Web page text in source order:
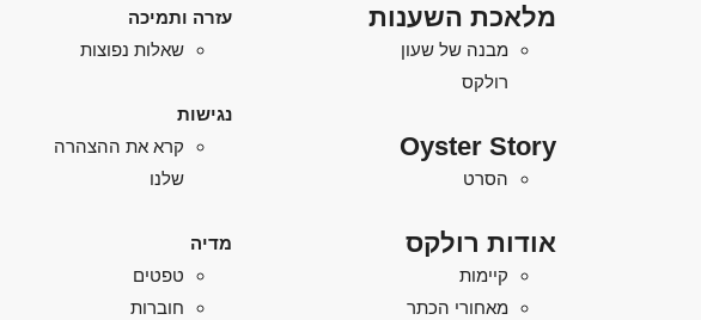
מלאכת השענות
מבנה של שעון
רולקס
Oyster Story
הסרט
אודות רולקס
קיימות
מאחורי הכתר
עזרה ותמיכה
שאלות נפוצות
נגישות
קרא את ההצהרה
שלנו
מדיה
טפטים
חוברות